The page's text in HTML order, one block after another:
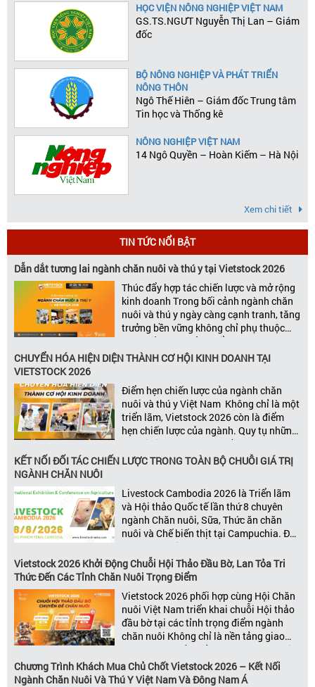
HỌC VIỆN NÔNG NGHIỆP VIỆT NAM
GS.TS.NGƯT Nguyễn Thị Lan – Giám
đốc
BỘ NÔNG NGHIỆP VÀ PHÁT TRIỂN
NÔNG THÔN
Ngô Thế Hiên – Giám đốc Trung tâm
Tin học và Thống kê
NÔNG NGHIỆP VIỆT NAM
14 Ngô Quyền – Hoàn Kiếm – Hà Nội
Xem chi tiết
TIN TỨC NỔI BẬT
Dẫn dắt tương lai ngành chăn nuôi và thú y tại Vietstock 2026
Thúc đẩy hợp tác chiến lược và mở rộng
kinh doanh Trong bối cảnh ngành chăn
nuôi và thú y ngày càng cạnh tranh, tăng
trưởng bền vững không chỉ phụ thuộc
vào chất lượng sản phẩm hay năng lực
đổi mới, mà còn được thúc đẩy bởi khả
năng xây dựng các mối quan […]
CHUYỂN HÓA HIỆN DIỆN THÀNH CƠ HỘI KINH DOANH TẠI
VIETSTOCK 2026
Điểm hẹn chiến lược của ngành chăn
nuôi và thú y Việt Nam Không chỉ là một
triển lãm, Vietstock 2026 còn là điểm
hẹn chiến lược của ngành. Quy tụ những
đơn vị kinh doanh hàng đầu, những lãnh
đạo và nhà cung cấp trong chuỗi giá
trị ngành, Vietstock mang đến nền tảng
giá trị […]
KẾT NỐI ĐỐI TÁC CHIẾN LƯỢC TRONG TOÀN BỘ CHUỖI GIÁ TRỊ
NGÀNH CHĂN NUÔI
Livestock Cambodia 2026 là Triển lãm
và Hội thảo Quốc tế lần thứ 8 chuyên
ngành Chăn nuôi, Sữa, Thức ăn chăn
nuôi và Chế biến thịt tại Campuchia. Đây
được đánh giá là một trong những sự
kiện thương mại thường niên uy tín và
đáng chú ý nhất của ngành nông nghiệp
– chăn […]
Vietstock 2026 Khởi Động Chuỗi Hội Thảo Đầu Bờ, Lan Tỏa Tri
Thức Đến Các Tỉnh Chăn Nuôi Trọng Điểm
Vietstock 2026 phối hợp cùng Hội Chăn
nuôi Việt Nam triển khai chuỗi Hội thảo
đầu bờ tại các tỉnh trọng điểm ngành
chăn nuôi Không chỉ là nền tảng giao
thương hàng đầu của ngành chăn nuôi
và thú y, Vietstock còn là triển lãm duy
nhất tại Việt Nam tổ chức thường niên
Chương Trình Khách Mua Chủ Chốt Vietstock 2026 – Kết Nối
Ngành Chăn Nuôi Và Thú Y Việt Nam Và Đông Nam Á